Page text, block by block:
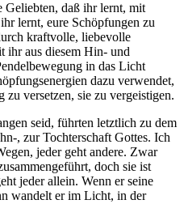
Geliebten, daß ihr lernt, mit
lernt, eure Schöpfungen zu
kraftvolle, liebevolle
ihr aus diesem Hin- und
in das Licht
dazu verwendet,
versetzen, sie zu vergeistigen.
seid, führten letztlich zu dem
, zur Tochterschaft Gottes. Ich
jeder geht andere. Zwar
doch sie ist
jeder allein. Wenn er seine
wandelt er im Licht, in der